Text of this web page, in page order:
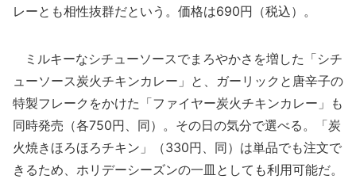
レーとも相性抜群だという。価格は690円（税込）。
ミルキーなシチューソースでまろやかさを増した「シチ
ューソース炭火チキンカレー」と、ガーリックと唐辛子の
特製フレークをかけた「ファイヤー炭火チキンカレー」も
同時発売（各750円、同）。その日の気分で選べる。「炭
火焼きほろほろチキン」（330円、同）は単品でも注文で
きるため、ホリデーシーズンの一皿としても利用可能だ。